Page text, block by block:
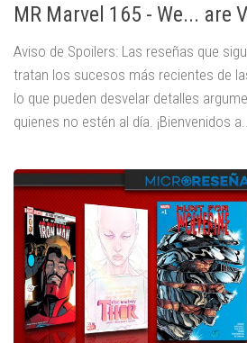
MR Marvel 165 - We... are
Aviso de Spoilers: Las reseñas que
tratan los sucesos más recientes de
lo que pueden desvelar detalles
quienes no estén al día. ¡Bienvenidos a...